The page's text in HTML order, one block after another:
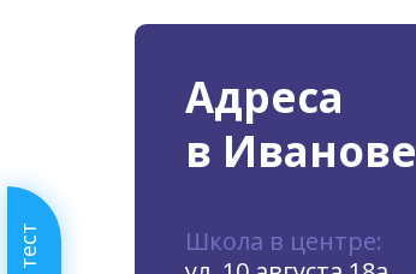
Адреса
в Иванове
Школа в центре: